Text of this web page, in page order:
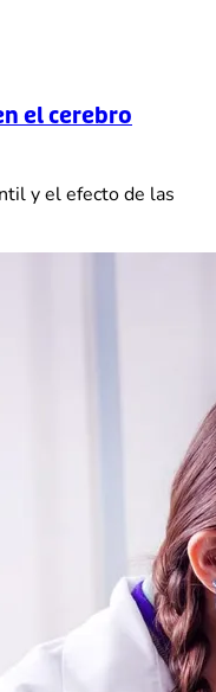
el cerebro
y el efecto de las